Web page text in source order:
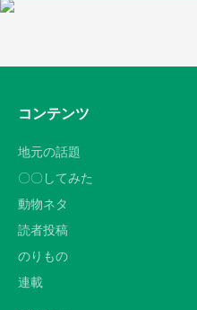
コンテンツ
地元の話題
〇〇してみた
動物ネタ
読者投稿
のりもの
連載